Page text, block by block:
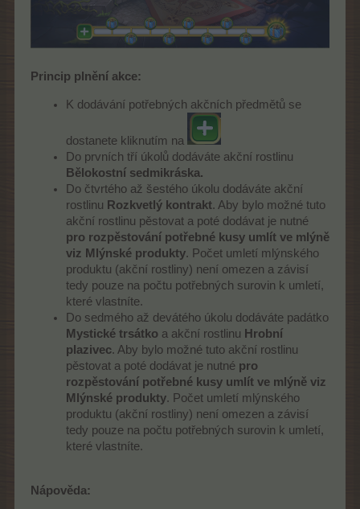
Princip plnění akce:
K dodávání potřebných akčních předmětů se
dostanete kliknutím na
Do prvních tří úkolů dodáváte akční rostlinu
Bělokostní sedmikráska.
Do čtvrtého až šestého úkolu dodáváte akční
rostlinu Rozkvetlý kontrakt. Aby bylo možné tuto
akční rostlinu pěstovat a poté dodávat je nutné
pro rozpěstování potřebné kusy umlít ve mlýně
viz Mlýnské produkty. Počet umletí mlýnského
produktu (akční rostliny) není omezen a závisí
tedy pouze na počtu potřebných surovin k umletí,
které vlastníte.
Do sedmého až devátého úkolu dodáváte padátko
Mystické trsátko a akční rostlinu Hrobní
plazivec. Aby bylo možné tuto akční rostlinu
pěstovat a poté dodávat je nutné pro
rozpěstování potřebné kusy umlít ve mlýně viz
Mlýnské produkty. Počet umletí mlýnského
produktu (akční rostliny) není omezen a závisí
tedy pouze na počtu potřebných surovin k umletí,
které vlastníte.
Nápověda: